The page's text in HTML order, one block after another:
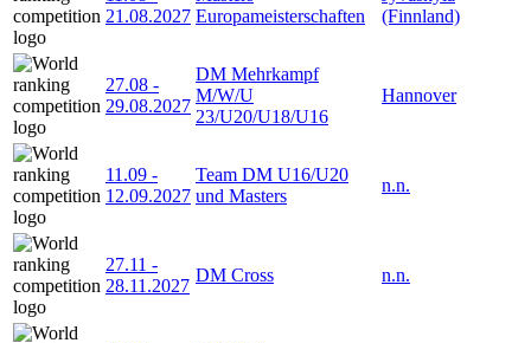
21.08.2027 Europameisterschaften
(Finnland)
27.08 -
29.08.2027
DM Mehrkampf
M/W/U
23/U20/U18/U16
Hannover
11.09 -
12.09.2027
Team DM U16/U20
und Masters
n.n.
27.11 -
28.11.2027
DM Cross n.n.